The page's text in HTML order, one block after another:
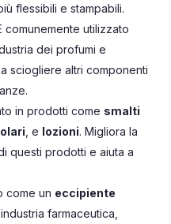
flessibili e stampabili.
comunemente utilizzato
dei profumi e
sciogliere altri componenti
in prodotti come smalti
, e lozioni. Migliora la
questi prodotti e aiuta a
come un eccipiente
farmaceutica,